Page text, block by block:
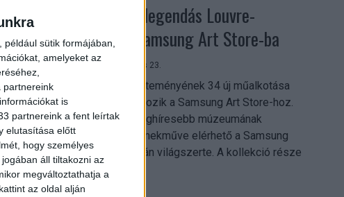
például sütik formájában,
amelyeket az
partnereink
is
partnereink a fent leírtak
elutasítása előtt
hogy személyes
áll tiltakozni az
megváltoztathatja a
az oldal alján
Megérkezett a legendás Louvre-
gyűjtemény a Samsung Art Store-ba
Digital Center 2026. július 23.
A párizsi Louvre gyűjteményének 34 új műalkotása
most először csatlakozik a Samsung Art Store-hoz.
Ezzel a világ egyik leghíresebb múzeumának
összesen már 51 remekműve elérhető a Samsung
Electronics platformján világszerte. A kollekció része
Leonardo...